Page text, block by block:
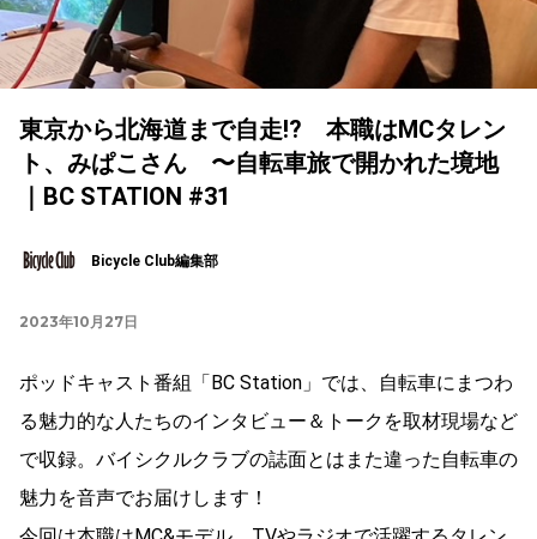
東京から北海道まで自走!? 本職はMCタレン
ト、みぱこさん 〜自転車旅で開かれた境地
｜BC STATION #31
Bicycle Club編集部
2023年10月27日
ポッドキャスト番組「BC Station」では、自転車にまつわ
る魅力的な人たちのインタビュー＆トークを取材現場など
で収録。バイシクルクラブの誌面とはまた違った自転車の
魅力を音声でお届けします！